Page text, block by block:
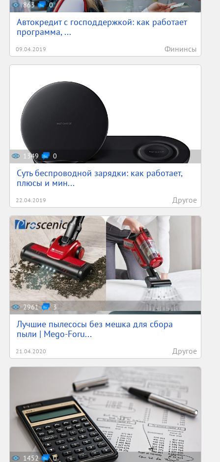
863 0
Автокредит с господдержкой: как работает
программа, ...
09.04.2019 Фининсы
1349 0
Суть беспроводной зарядки: как работает,
плюсы и мин...
22.04.2019 Другое
2961 3
Лучшие пылесосы без мешка для сбора
пыли | Mego-Foru...
21.04.2020 Другое
1452 0